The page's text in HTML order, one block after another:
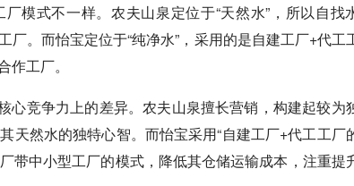
模式不一样。农夫山泉定位于“天然水”，所以自找
。而怡宝定位于“纯净水”，采用的是自建工厂+代工
工厂。
心竞争力上的差异。农夫山泉擅长营销，构建起较为
天然水的独特心智。而怡宝采用“自建工厂+代工工厂
中小型工厂的模式，降低其仓储运输成本，注重提